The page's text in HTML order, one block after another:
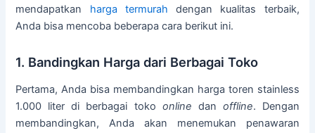
mendapatkan harga termurah dengan kualitas terbaik,
Anda bisa mencoba beberapa cara berikut ini.
1. Bandingkan Harga dari Berbagai Toko
Pertama, Anda bisa membandingkan harga toren stainless
1.000 liter di berbagai toko online dan offline. Dengan
membandingkan, Anda akan menemukan penawaran